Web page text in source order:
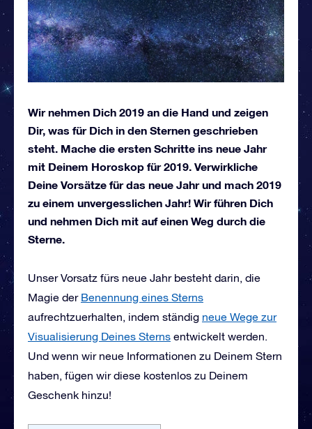
Wir nehmen Dich 2019 an die Hand und zeigen
Dir, was für Dich in den Sternen geschrieben
steht. Mache die ersten Schritte ins neue Jahr
mit Deinem Horoskop für 2019. Verwirkliche
Deine Vorsätze für das neue Jahr und mach 2019
zu einem unvergesslichen Jahr! Wir führen Dich
und nehmen Dich mit auf einen Weg durch die
Sterne.
Unser Vorsatz fürs neue Jahr besteht darin, die
Magie der Benennung eines Sterns
aufrechtzuerhalten, indem ständig neue Wege zur
Visualisierung Deines Sterns entwickelt werden.
Und wenn wir neue Informationen zu Deinem Stern
haben, fügen wir diese kostenlos zu Deinem
Geschenk hinzu!